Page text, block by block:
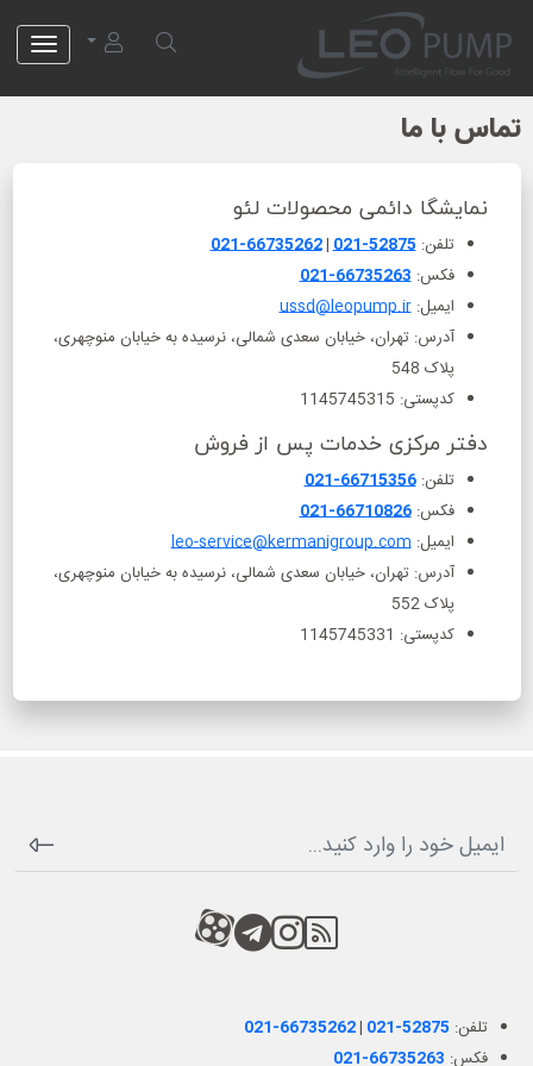
تماس با ما
نمایشگا دائمی محصولات لئو
تلفن: 021-66735262|021-52875
فکس:021-66735263
ایمیل:ussd@leopump.ir
آدرس: تهران، خیابان سعدی شمالی، نرسیده به خیابان منوچهری،
پلاک 548
کدپستی: 1145745315
دفتر مرکزی خدمات پس از فروش
تلفن:021-66715356
فکس:021-66710826
ایمیل:leo-service@kermanigroup.com
آدرس: تهران، خیابان سعدی شمالی، نرسیده به خیابان منوچهری،
پلاک 552
کدپستی: 1145745331
RSS
کانال آپارات
کانال تلگرام
کانال آپارات
تلفن: 021-66735262| 021-52875
فکس: 021-66735263